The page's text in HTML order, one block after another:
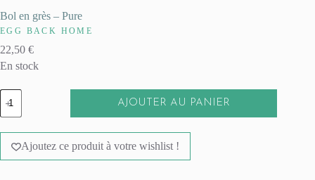
Bol en grès – Pure
EGG BACK HOME
22,50 €
En stock
quantité
de
Bol
en
grès
AJOUTER AU PANIER
l
e
Ajoutez ce produit à votre wishlist !